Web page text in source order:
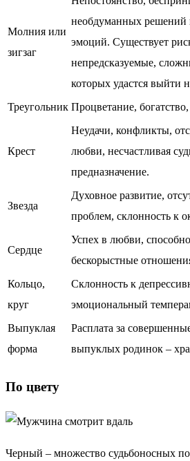
Молния или
зигзаг
необдуманных решений
эмоций. Существует
непредсказуемые,
которых удастся выйти
Треугольник Процветание,
Крест
Неудачи, конфликты,
любви, несчастливая
предназначение.
Звезда
Духовное развитие,
проблем, склонность к
Сердце
Успех в любви,
бескорыстные
Кольцо,
круг
Склонность к
эмоциональный
Выпуклая
форма
Расплата за
выпуклых родинок –
По цвету
Черный – множество судьбоносных